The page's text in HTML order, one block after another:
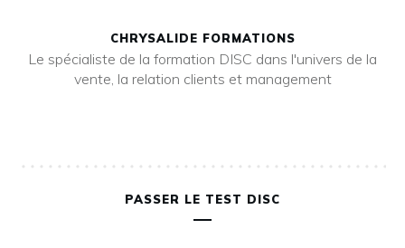
CHRYSALIDE FORMATIONS
Le spécialiste de la formation DISC dans l'univers de la
vente, la relation clients et management
PASSER LE TEST DISC